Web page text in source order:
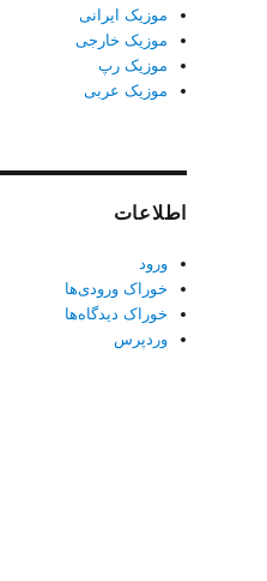
موزیک ایرانی
موزیک خارجی
موزیک رپ
موزیک عربی
اطلاعات
ورود
خوراک ورودی‌ها
خوراک دیدگاه‌ها
وردپرس